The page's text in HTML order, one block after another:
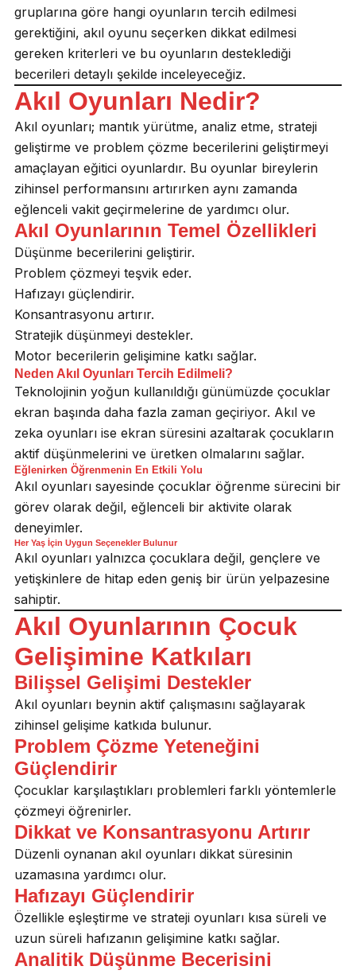
gruplarına göre hangi oyunların tercih edilmesi
gerektiğini, akıl oyunu seçerken dikkat edilmesi
gereken kriterleri ve bu oyunların desteklediği
becerileri detaylı şekilde inceleyeceğiz.
Akıl Oyunları Nedir?
Akıl oyunları; mantık yürütme, analiz etme, strateji
geliştirme ve problem çözme becerilerini geliştirmeyi
amaçlayan eğitici oyunlardır. Bu oyunlar bireylerin
zihinsel performansını artırırken aynı zamanda
eğlenceli vakit geçirmelerine de yardımcı olur.
Akıl Oyunlarının Temel Özellikleri
Düşünme becerilerini geliştirir.
Problem çözmeyi teşvik eder.
Hafızayı güçlendirir.
Konsantrasyonu artırır.
Stratejik düşünmeyi destekler.
Motor becerilerin gelişimine katkı sağlar.
Neden Akıl Oyunları Tercih Edilmeli?
Teknolojinin yoğun kullanıldığı günümüzde çocuklar
ekran başında daha fazla zaman geçiriyor. Akıl ve
zeka oyunları ise ekran süresini azaltarak çocukların
aktif düşünmelerini ve üretken olmalarını sağlar.
Eğlenirken Öğrenmenin En Etkili Yolu
Akıl oyunları sayesinde çocuklar öğrenme sürecini bir
görev olarak değil, eğlenceli bir aktivite olarak
deneyimler.
Her Yaş İçin Uygun Seçenekler Bulunur
Akıl oyunları yalnızca çocuklara değil, gençlere ve
yetişkinlere de hitap eden geniş bir ürün yelpazesine
sahiptir.
Akıl Oyunlarının Çocuk
Gelişimine Katkıları
Bilişsel Gelişimi Destekler
Akıl oyunları beynin aktif çalışmasını sağlayarak
zihinsel gelişime katkıda bulunur.
Problem Çözme Yeteneğini
Güçlendirir
Çocuklar karşılaştıkları problemleri farklı yöntemlerle
çözmeyi öğrenirler.
Dikkat ve Konsantrasyonu Artırır
Düzenli oynanan akıl oyunları dikkat süresinin
uzamasına yardımcı olur.
Hafızayı Güçlendirir
Özellikle eşleştirme ve strateji oyunları kısa süreli ve
uzun süreli hafızanın gelişimine katkı sağlar.
Analitik Düşünme Becerisini